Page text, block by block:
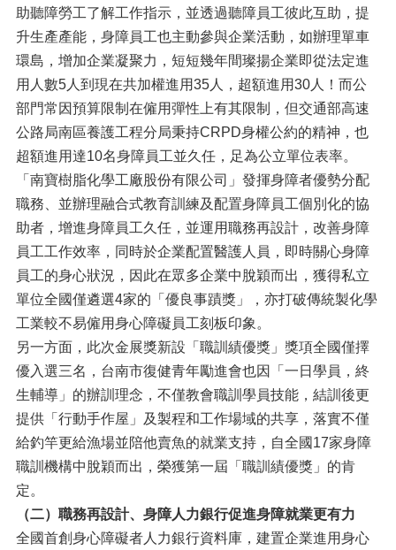
助聽障勞工了解工作指示，並透過聽障員工彼此互助，提
升生產產能，身障員工也主動參與企業活動，如辦理單車
環島，增加企業凝聚力，短短幾年間璨揚企業即從法定進
用人數5人到現在共加權進用35人，超額進用30人！而公
部門常因預算限制在僱用彈性上有其限制，但交通部高速
公路局南區養護工程分局秉持CRPD身權公約的精神，也
超額進用達10名身障員工並久任，足為公立單位表率。
「南寶樹脂化學工廠股份有限公司」發揮身障者優勢分配
職務、並辦理融合式教育訓練及配置身障員工個別化的協
助者，增進身障員工久任，並運用職務再設計，改善身障
員工工作效率，同時於企業配置醫護人員，即時關心身障
員工的身心狀況，因此在眾多企業中脫穎而出，獲得私立
單位全國僅遴選4家的「優良事蹟獎」，亦打破傳統製化學
工業較不易僱用身心障礙員工刻板印象。
另一方面，此次金展獎新設「職訓績優獎」獎項全國僅擇
優入選三名，台南市復健青年勵進會也因「一日學員，終
生輔導」的辦訓理念，不僅教會職訓學員技能，結訓後更
提供「行動手作屋」及製程和工作場域的共享，落實不僅
給釣竿更給漁場並陪他賣魚的就業支持，自全國17家身障
職訓機構中脫穎而出，榮獲第一屆「職訓績優獎」的肯
定。
（二）職務再設計、身障人力銀行促進身障就業更有力
全國首創身心障礙者人力銀行資料庫，建置企業進用身心